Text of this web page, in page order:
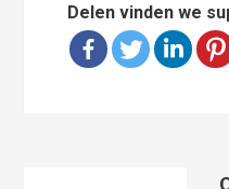
Delen vinden we